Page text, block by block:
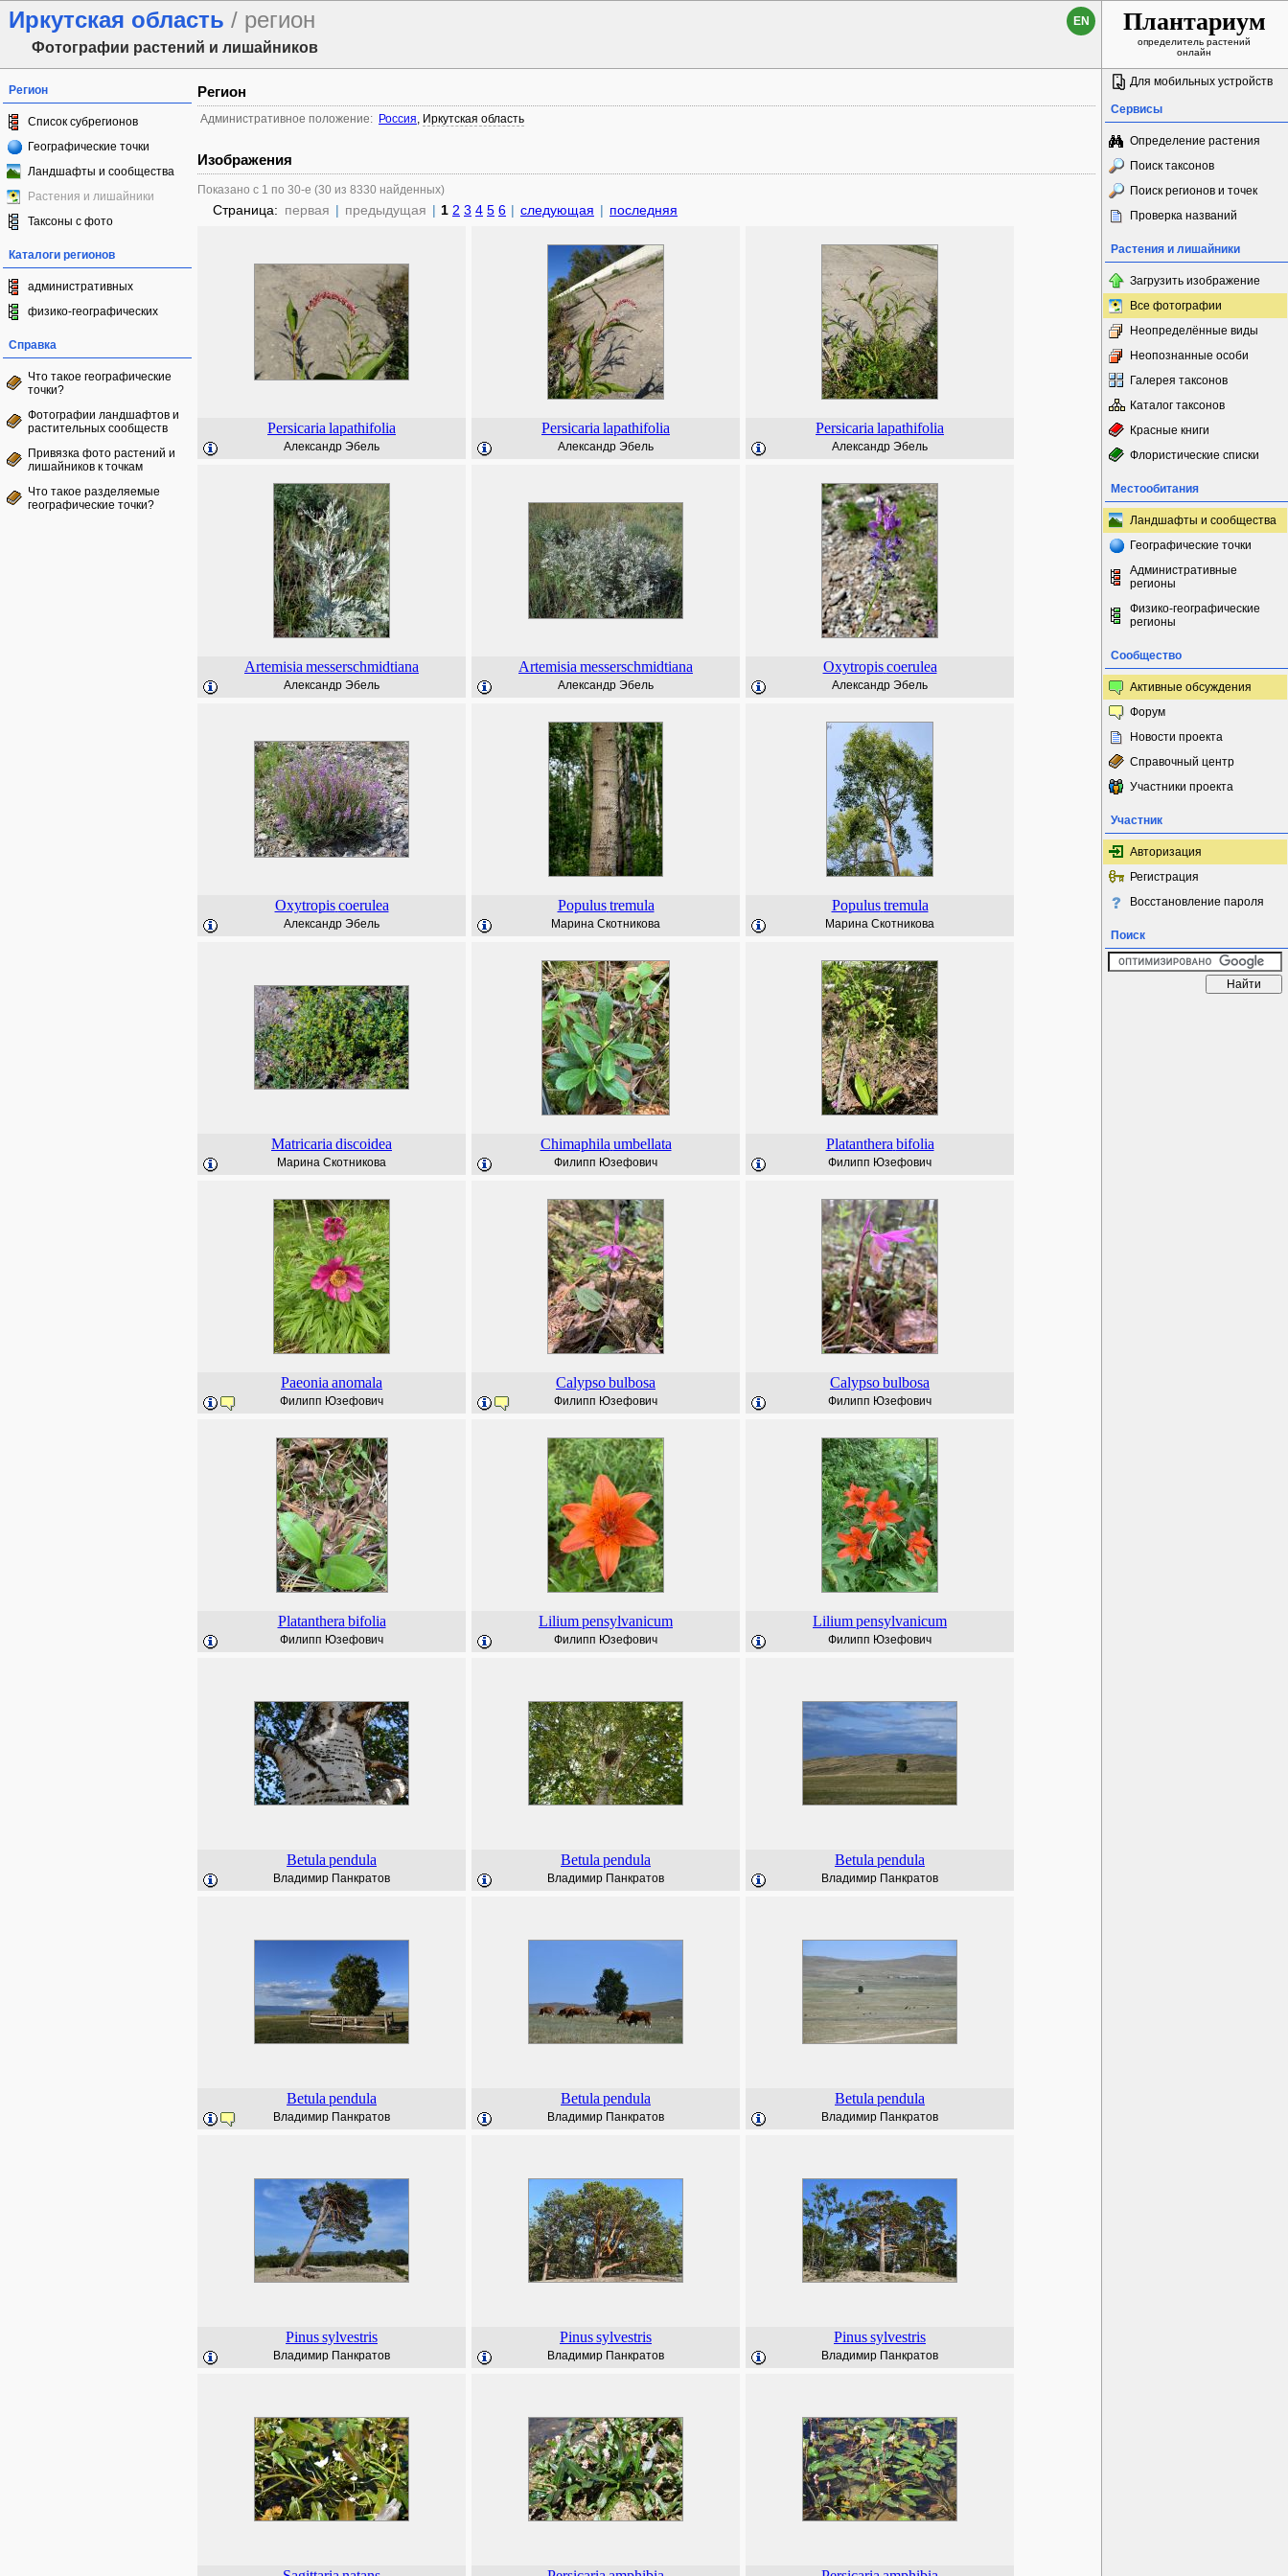
Иркутская область / регион
Фотографии растений и лишайников
EN Плантариум
определитель растений
онлайн
Регион
Список субрегионов
Географические точки
Ландшафты и сообщества
Растения и лишайники
Таксоны с фото
Каталоги регионов
административных
физико-географических
Справка
Что такое географические
точки?
Фотографии ландшафтов и
растительных сообществ
Привязка фото растений и
лишайников к точкам
Что такое разделяемые
географические точки?
Регион
Административное положение: Россия, Иркутская область
Изображения
Показано с 1 по 30-е (30 из 8330 найденных)
Страница: первая | предыдущая | 1 2 3 4 5 6 | следующая | последняя
Persicaria lapathifolia
Александр Эбель
Persicaria lapathifolia
Александр Эбель
Persicaria lapathifolia
Александр Эбель
Artemisia messerschmidtiana
Александр Эбель
Artemisia messerschmidtiana
Александр Эбель
Oxytropis coerulea
Александр Эбель
Oxytropis coerulea
Александр Эбель
Populus tremula
Марина Скотникова
Populus tremula
Марина Скотникова
Matricaria discoidea
Марина Скотникова
Chimaphila umbellata
Филипп Юзефович
Platanthera bifolia
Филипп Юзефович
Paeonia anomala
Филипп Юзефович
Calypsobulbosa
Филипп Юзефович
Calypsobulbosa
Филипп Юзефович
Platanthera bifolia
Филипп Юзефович
Liliumpensylvanicum
Филипп Юзефович
Liliumpensylvanicum
Филипп Юзефович
Betula pendula
Владимир Панкратов
Betula pendula
Владимир Панкратов
Betula pendula
Владимир Панкратов
Betula pendula
Владимир Панкратов
Betula pendula
Владимир Панкратов
Betula pendula
Владимир Панкратов
Pinussylvestris
Владимир Панкратов
Pinussylvestris
Владимир Панкратов
Pinussylvestris
Владимир Панкратов
Для мобильных устройств
Сервисы
Определение растения
Поиск таксонов
Поиск регионов и точек
Проверка названий
Растения и лишайники
Загрузить изображение
Все фотографии
Неопределённые виды
Неопознанные особи
Галерея таксонов
Каталог таксонов
Красные книги
Флористические списки
Местообитания
Ландшафты и сообщества
Географические точки
Административные
регионы
Физико-географические
регионы
Сообщество
Активные обсуждения
Форум
Новости проекта
Справочный центр
Участники проекта
Участник
Авторизация
Регистрация
Восстановление пароля
Поиск